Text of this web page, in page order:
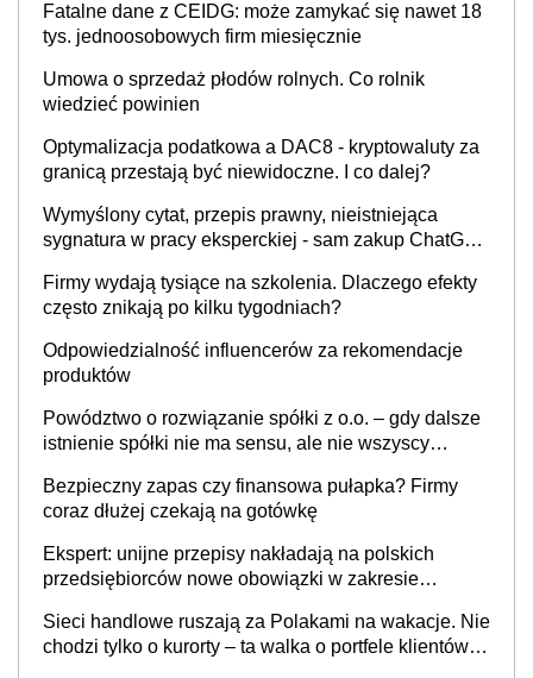
Fatalne dane z CEIDG: może zamykać się nawet 18
tys. jednoosobowych firm miesięcznie
Umowa o sprzedaż płodów rolnych. Co rolnik
wiedzieć powinien
Optymalizacja podatkowa a DAC8 - kryptowaluty za
granicą przestają być niewidoczne. I co dalej?
Wymyślony cytat, przepis prawny, nieistniejąca
sygnatura w pracy eksperckiej - sam zakup ChatGPT
Firmy wydają tysiące na szkolenia. Dlaczego efekty
często znikają po kilku tygodniach?
Odpowiedzialność influencerów za rekomendacje
produktów
Powództwo o rozwiązanie spółki z o.o. – gdy dalsze
istnienie spółki nie ma sensu, ale nie wszyscy
Bezpieczny zapas czy finansowa pułapka? Firmy
coraz dłużej czekają na gotówkę
Ekspert: unijne przepisy nakładają na polskich
przedsiębiorców nowe obowiązki w zakresie
Sieci handlowe ruszają za Polakami na wakacje. Nie
chodzi tylko o kurorty – ta walka o portfele klientów